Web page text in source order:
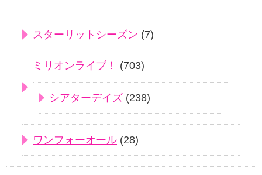
スターリットシーズン (7)
ミリオンライブ！ (703)
シアターデイズ (238)
ワンフォーオール (28)